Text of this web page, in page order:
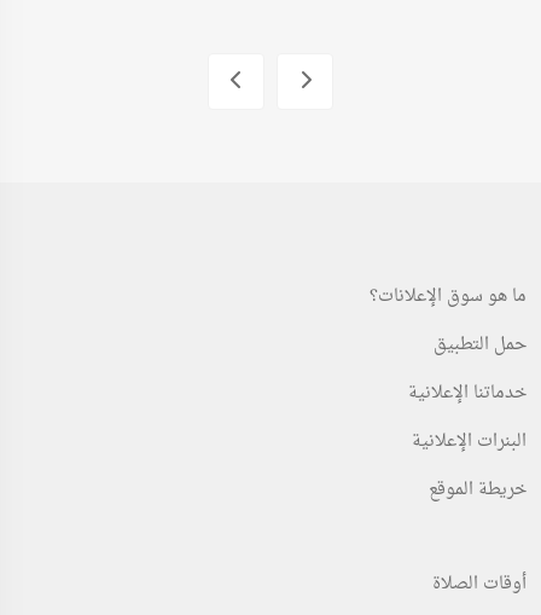
ما هو سوق الإعلانات؟
حمل التطبيق
خدماتنا الإعلانية
البنرات الإعلانية
خريطة الموقع
أوقات الصلاة